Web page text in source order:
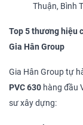
Thuận, Bình
Top 5 thương hiệu
Gia Hân Group
Gia Hân Group tự
PVC 630 hàng đầu
sư xây dựng: